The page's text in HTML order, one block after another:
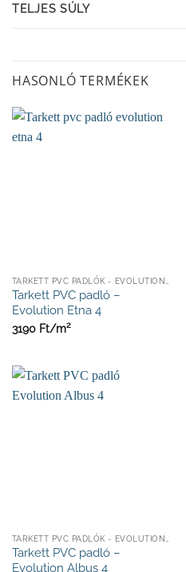
TELJES SÚLY
HASONLÓ TERMÉKEK
Tarkett PVC padló –
Evolution Etna 4
3190 Ft/m2
TARKETT PVC PADLÓK - EVOLUTION KOLLEKCIÓ 2,7MM
Tarkett PVC padló –
Evolution Albus 4